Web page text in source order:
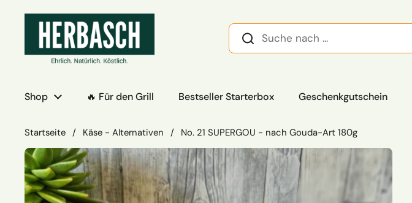
Shop 🔥 Für den Grill Bestseller Starterbox Geschenkgutschein
Startseite / Käse - Alternativen / No. 21 SUPERGOU - nach Gouda-Art 180g